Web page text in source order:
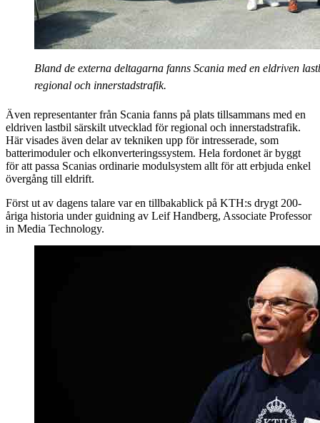
Bland de externa deltagarna fanns Scania med en eldriven
regional och innerstadstrafik.
Även representanter från Scania fanns på plats tillsammans med en
eldriven lastbil särskilt utvecklad för regional och innerstadstrafik.
Här visades även delar av tekniken upp för intresserade, som
batterimoduler och elkonverteringssystem. Hela fordonet är byggt
för att passa Scanias ordinarie modulsystem allt för att erbjuda enkel
övergång till eldrift.
Först ut av dagens talare var en tillbakablick på KTH:s drygt 200-
åriga historia under guidning av Leif Handberg, Associate Professor
in Media Technology.